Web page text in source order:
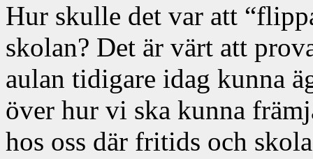
Hur skulle det var att
skolan? Det är värt att
aulan tidigare idag kunna
över hur vi ska kunna
hos oss där fritids och